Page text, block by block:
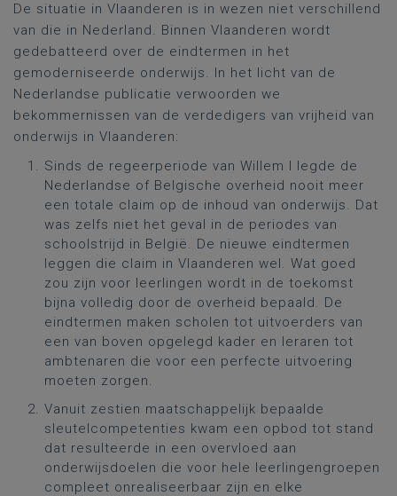
De situatie in Vlaanderen is in wezen niet verschillend
van die in Nederland. Binnen Vlaanderen wordt
gedebatteerd over de eindtermen in het
gemoderniseerde onderwijs. In het licht van de
Nederlandse publicatie verwoorden we
bekommernissen van de verdedigers van vrijheid van
onderwijs in Vlaanderen:
Sinds de regeerperiode van Willem I legde de
Nederlandse of Belgische overheid nooit meer
een totale claim op de inhoud van onderwijs. Dat
was zelfs niet het geval in de periodes van
schoolstrijd in België. De nieuwe eindtermen
leggen die claim in Vlaanderen wel. Wat goed
zou zijn voor leerlingen wordt in de toekomst
bijna volledig door de overheid bepaald. De
eindtermen maken scholen tot uitvoerders van
een van boven opgelegd kader en leraren tot
ambtenaren die voor een perfecte uitvoering
moeten zorgen.
Vanuit zestien maatschappelijk bepaalde
sleutelcompetenties kwam een opbod tot stand
dat resulteerde in een overvloed aan
onderwijsdoelen die voor hele leerlingengroepen
compleet onrealiseerbaar zijn en elke